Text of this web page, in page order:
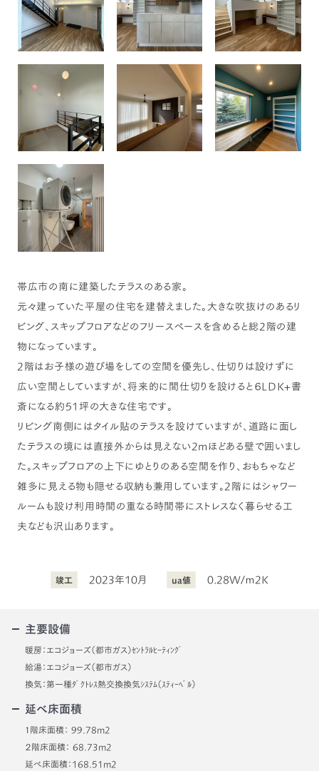
帯広市の南に建築したテラスのある家。
元々建っていた平屋の住宅を建替えました。大きな吹抜けのあるリ
ビング、スキップフロアなどのフリースペースを含めると総2階の建
物になっています。
2階はお子様の遊び場をしての空間を優先し、仕切りは設けずに
広い空間としていますが、将来的に間仕切りを設けると６LDK+書
斎になる約51坪の大きな住宅です。
リビング南側にはタイル貼のテラスを設けていますが、道路に面し
たテラスの境には直接外からは見えない2mほどある壁で囲いまし
た。スキップフロアの上下にゆとりのある空間を作り、おもちゃなど
雑多に見える物も隠せる収納も兼用しています。2階にはシャワー
ルームも設け利用時間の重なる時間帯にストレスなく暮らせる工
夫なども沢山あります。
竣工 2023年10月 ua値 0.28W/ｍ2K
主要設備
暖房：エコジョーズ（都市ガス）ｾﾝﾄﾗﾙﾋｰﾃｨﾝｸﾞ
給湯：エコジョーズ（都市ガス）
換気：第一種ﾀﾞｸﾄﾚｽ熱交換換気ｼｽﾃﾑ（ｽﾃｨｰﾍﾞﾙ）
延べ床面積
１階床面積： 99.78m2
２階床面積： 68.73m2
延べ床面積：168.51m2